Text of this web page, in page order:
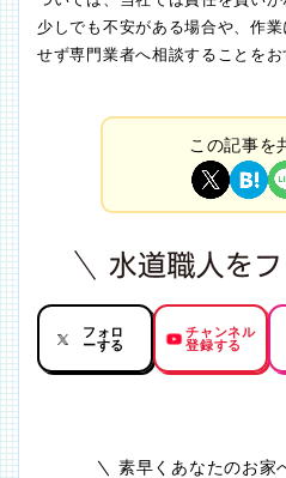
少しでも不安がある場合や、作
せず専門業者へ相談することをお
この記事を
フォロ
ーする
チャンネル
登録する
素早くあなたのお家